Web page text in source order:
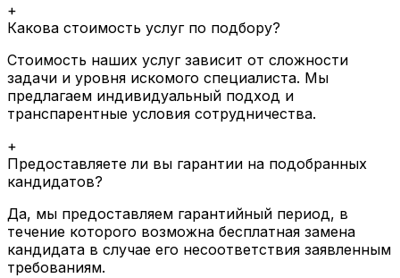
+
Какова стоимость услуг по подбору?
Стоимость наших услуг зависит от сложности
задачи и уровня искомого специалиста. Мы
предлагаем индивидуальный подход и
транспарентные условия сотрудничества.
+
Предоставляете ли вы гарантии на подобранных
кандидатов?
Да, мы предоставляем гарантийный период, в
течение которого возможна бесплатная замена
кандидата в случае его несоответствия заявленным
требованиям.